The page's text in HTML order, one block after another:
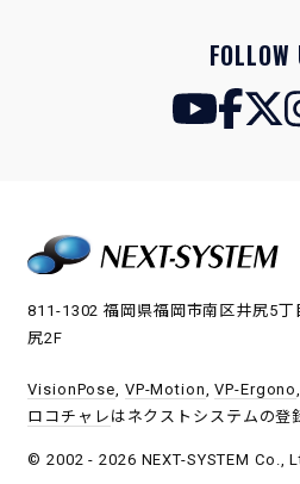
FOLLOW
811-1302 福岡県福岡市南区井尻5
尻2F
VisionPose VP-Motion ,VP-Ergono
ロコチャレ はネクストシステムの登
© 2002 - 2026 NEXT-SYSTEM Co.,